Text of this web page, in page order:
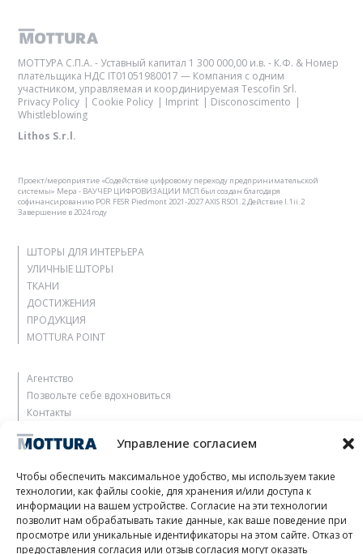
Управление согласием
Чтобы обеспечить максимальное удобство, мы используем такие
технологии, как файлы cookie, для хранения и/или доступа к
информации на вашем устройстве. Согласие на эти технологии
позволит нам обрабатывать такие данные, как ваше поведение при
просмотре или уникальные идентификаторы на этом сайте. Отказ от
предоставления согласия или отзыв согласия могут оказать
МОТТУРА С.П.А. - Уставный капитал 1 300 000,00 и.в. - К.Ф. & Номер
плательщика НДС IT01051980017 — Компания с одним
участником, управляемая и координируемая Tescofin Srl.
Privacy Policy
Cookie Policy Imprint
Disconoscimento
Whistleblowing
Lithos S.r.l.
Проект/мероприятие «Содействие цифровому переходу предпринимательской
системы» Мера - ВАУЧЕР ЦИФРОВИЗАЦИИ МСП был создан благодаря
софинансированию POR FESR Piedmont 2021-2027 AXIS RSO1.2 Действие I.1ii.2
Завершение в 2024 году
ШТОРЫ ДЛЯ ИНТЕРЬЕРА
УЛИЧНЫЕ ШТОРЫ
ТКАНИ
ДОСТИЖЕНИЯ
ПРОДУКЦИЯ
MOTTURA POINT
Агентство
Позвольте себе вдохновиться
Контакты
Зарезервированная зона
M2Net
Child Safety
Customer Information